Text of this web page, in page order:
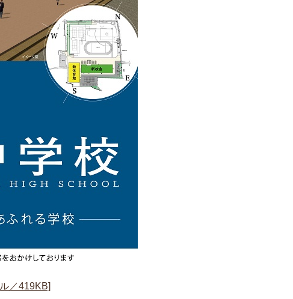
／419KB]